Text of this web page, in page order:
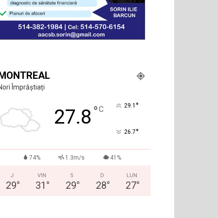
Împrăștiați
27.8 °C 29.1 °
26.7°
74% 1.3m/s 41%
J
29°
VIN
31 °
S
29°
D
28°
LUN
27°